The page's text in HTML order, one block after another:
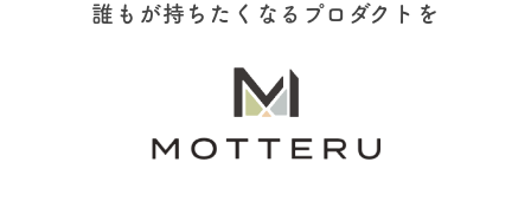
誰もが持ちたくなるプロダクトを